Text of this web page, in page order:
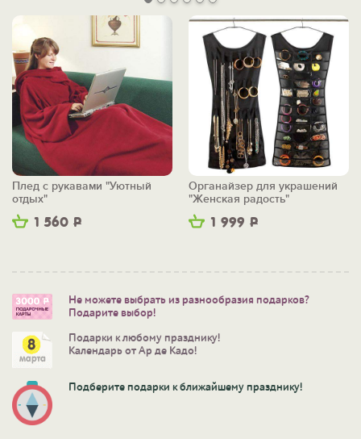
1 560 Р
Плед с рукавами "Уютный
отдых"
1 999 Р
Органайзер для украшений
"Женская радость"
Не можете выбрать из разнообразия подарков?
Подарите выбор!
Подарки к любому празднику!
Календарь от Ар де Кадо!
Подберите подарки к ближайшему празднику!